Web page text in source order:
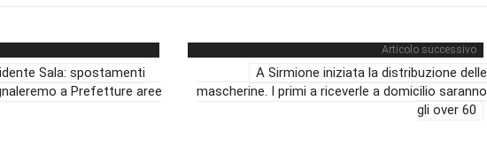
Sala: spostamenti
a Prefetture aree
Articolo successivo
A Sirmione iniziata la distribuzione delle
mascherine. I primi a riceverle a domicilio saranno
gli over 60